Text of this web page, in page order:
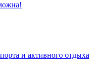
и активного отдыха